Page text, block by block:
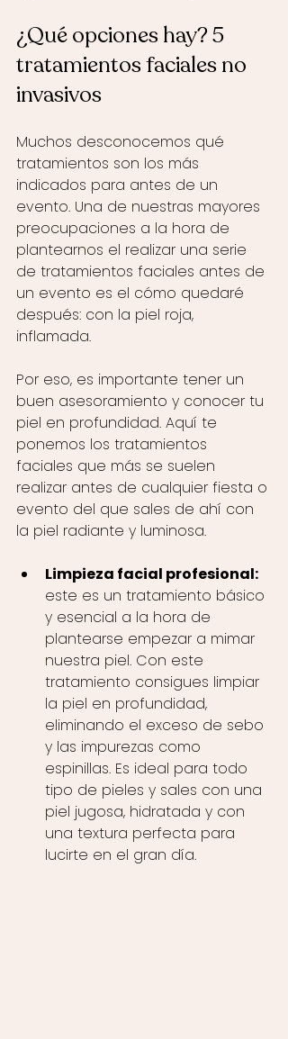
¿Qué opciones hay? 5
tratamientos faciales no
invasivos
Muchos desconocemos qué
tratamientos son los más
indicados para antes de un
evento. Una de nuestras mayores
preocupaciones a la hora de
plantearnos el realizar una serie
de tratamientos faciales antes de
un evento es el cómo quedaré
después: con la piel roja,
inflamada.
Por eso, es importante tener un
buen asesoramiento y conocer tu
piel en profundidad. Aquí te
ponemos los tratamientos
faciales que más se suelen
realizar antes de cualquier fiesta o
evento del que sales de ahí con
la piel radiante y luminosa.
Limpieza facial profesional:
este es un tratamiento básico
y esencial a la hora de
plantearse empezar a mimar
nuestra piel. Con este
tratamiento consigues limpiar
la piel en profundidad,
eliminando el exceso de sebo
y las impurezas como
espinillas. Es ideal para todo
tipo de pieles y sales con una
piel jugosa, hidratada y con
una textura perfecta para
lucirte en el gran día.